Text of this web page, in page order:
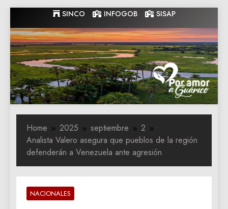
to
content
SINCO INFOGOB SISAP
Gobernacion
de Guarico
Gobernacion de Guarico
Home 2025 septiembre
2
Analista Valero asegura que pueblos de la región
defenderán a Venezuela ante agresión
NACIONALES